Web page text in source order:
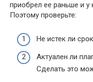
приобрел ее раньше и у
Поэтому проверьте:
Не истек ли
Актуален ли
Сделать это